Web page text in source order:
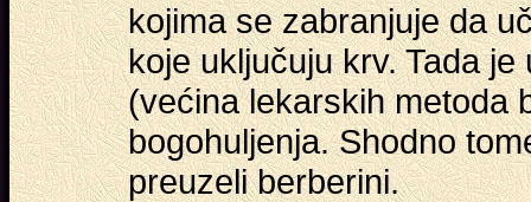
kojima se zabranjuje da
koje uključuju krv. Tada
(većina lekarskih metoda
bogohuljenja. Shodno
preuzeli berberini.